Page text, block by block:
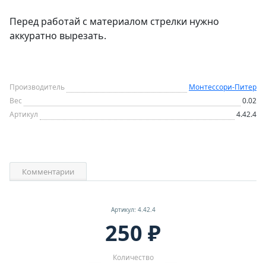
Перед работай с материалом стрелки нужно
аккуратно вырезать.
Производитель
Монтессори-Питер
Вес
0.02
Артикул
4.42.4
Комментарии
Артикул: 4.42.4
250 ₽
Количество